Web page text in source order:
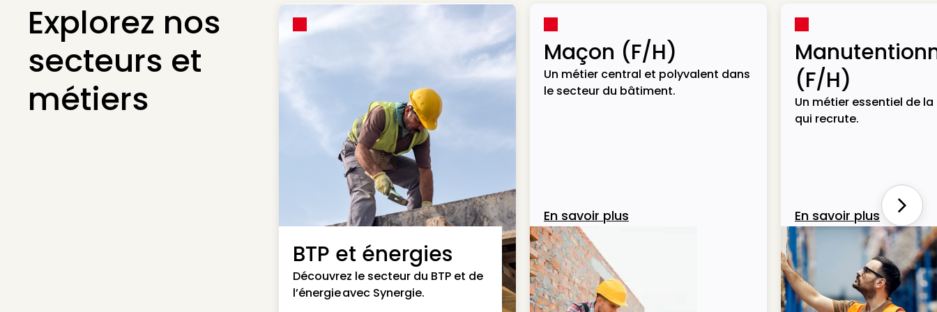
Explorez nos
secteurs et
métiers
BTP et énergies
Découvrez le secteur du BTP et de
l’énergie avec Synergie.
Maçon (F/H)
Un métier central et polyvalent dans
le secteur du bâtiment.
En savoir plus
(F/H)
Un métier essentiel de
qui recrute.
En savoir plus Next